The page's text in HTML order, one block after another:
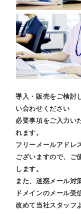
導入・販売をご検討
い合わせください
必要事項をご入力い
れます。
フリーメールアドレ
ございますので、ご
します。
また、迷惑メール対
ドメインのメール受
改めて当社スタッフ